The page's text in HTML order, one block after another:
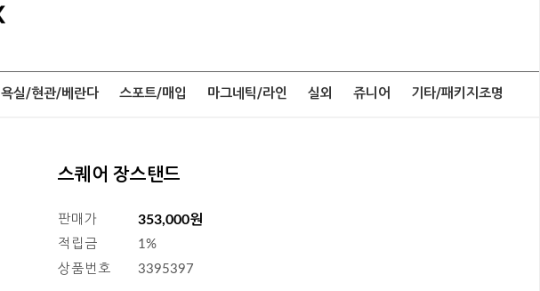
욕실/현관/베란다 스포트/매입 마그네틱/라인 실외 쥬니어 기타/패키지조명
스퀘어 장스탠드
판매가 353,000원
적립금
1%
상품번호
3395397